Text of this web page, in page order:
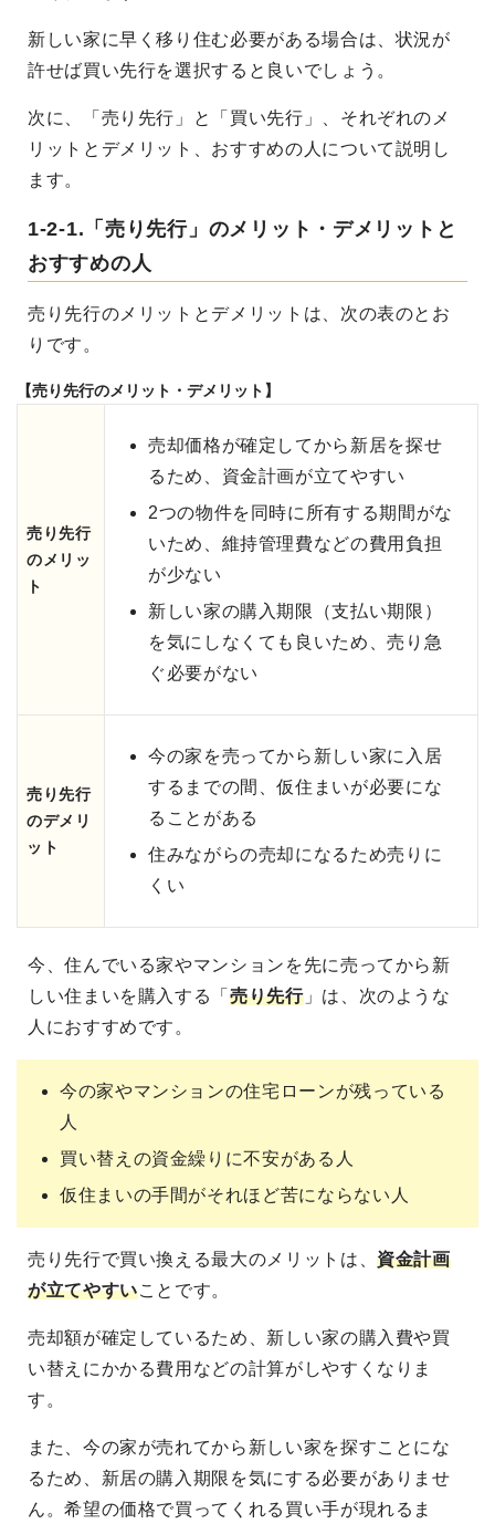
新しい家に早く移り住む必要がある場合は、状況が
許せば買い先行を選択すると良いでしょう。
次に、「売り先行」と「買い先行」、それぞれのメ
リットとデメリット、おすすめの人について説明し
ます。
1-2-1.「売り先行」のメリット・デメリットと
おすすめの人
売り先行のメリットとデメリットは、次の表のとお
りです。
【売り先行のメリット・デメリット】
売り先行
のメリッ
ト
売却価格が確定してから新居を探せ
るため、資金計画が立てやすい
2つの物件を同時に所有する期間がな
いため、維持管理費などの費用負担
が少ない
新しい家の購入期限（支払い期限）
を気にしなくても良いため、売り急
ぐ必要がない
売り先行
のデメリ
ット
今の家を売ってから新しい家に入居
するまでの間、仮住まいが必要にな
ることがある
住みながらの売却になるため売りに
くい
今、住んでいる家やマンションを先に売ってから新
しい住まいを購入する「売り先行」は、次のような
人におすすめです。
今の家やマンションの住宅ローンが残っている
人
買い替えの資金繰りに不安がある人
仮住まいの手間がそれほど苦にならない人
売り先行で買い換える最大のメリットは、資金計画
が立てやすいことです。
売却額が確定しているため、新しい家の購入費や買
い替えにかかる費用などの計算がしやすくなりま
す。
また、今の家が売れてから新しい家を探すことにな
るため、新居の購入期限を気にする必要がありませ
ん。希望の価格で買ってくれる買い手が現れるま